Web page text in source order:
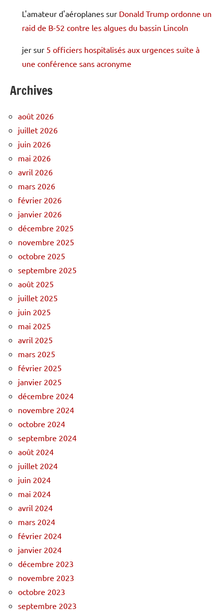
L'amateur d'aéroplanes sur Donald Trump ordonne un
raid de B-52 contre les algues du bassin Lincoln
jer sur 5 officiers hospitalisés aux urgences suite à
une conférence sans acronyme
Archives
août 2026
juillet 2026
juin 2026
mai 2026
avril 2026
mars 2026
février 2026
janvier 2026
décembre 2025
novembre 2025
octobre 2025
septembre 2025
août 2025
juillet 2025
juin 2025
mai 2025
avril 2025
mars 2025
février 2025
janvier 2025
décembre 2024
novembre 2024
octobre 2024
septembre 2024
août 2024
juillet 2024
juin 2024
mai 2024
avril 2024
mars 2024
février 2024
janvier 2024
décembre 2023
novembre 2023
octobre 2023
septembre 2023